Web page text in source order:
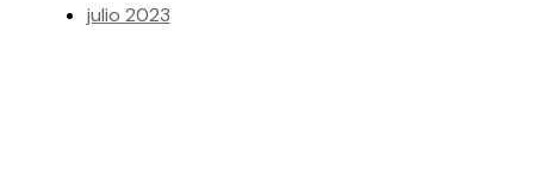
julio 2023